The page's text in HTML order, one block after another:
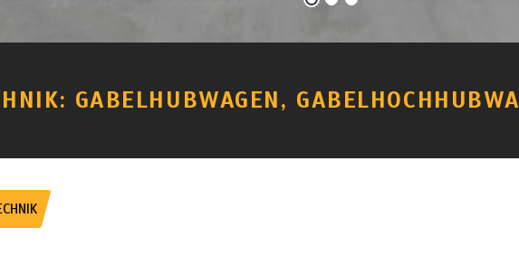
GABELHUBWAGEN,